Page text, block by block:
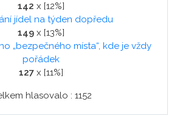
142 x [12%]
jídel na týden dopředu
149x [13%]
„bezpečného místa“, kde je vždy
pořádek
127x [11%]
hlasovalo : 1152